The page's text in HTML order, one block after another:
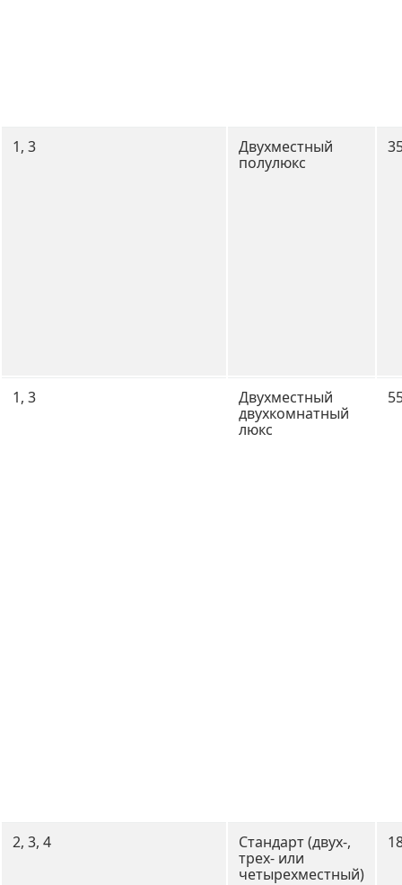
1, 3
Двухместный
полулюкс
1, 3
Двухместный
двухкомнатный
люкс
2, 3, 4
Стандарт (двух-,
трех- или
четырехместный)